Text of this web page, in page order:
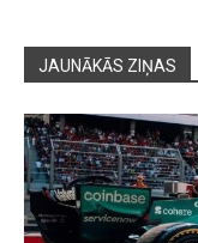
JAUNĀKĀS ZIŅAS